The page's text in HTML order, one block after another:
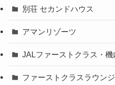
別荘 セカンドハウス
アマンリゾーツ
JALファーストクラス・機
ファーストクラスラウンジ